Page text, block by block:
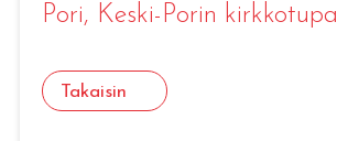
Pori, Keski-Porin kirkkotupa
Takaisin